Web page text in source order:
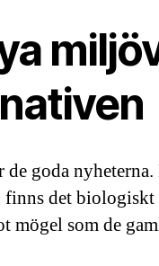
de goda
finns det
mögel som de